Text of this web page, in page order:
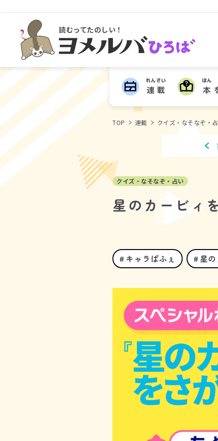
読むってたのしい！
ヨメルバひろば
連載
れんさい
本
ほん
TOP 連載 クイズ・なそなぞ・
クイズ・なそなぞ・占い
星のカービ
キャラぱふぇ 星